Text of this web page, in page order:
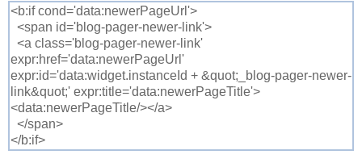
<b:if cond='data:newerPageUrl'>
<span id='blog-pager-newer-link'>
<a class='blog-pager-newer-link'
expr:href='data:newerPageUrl'
expr:id='data:widget.instanceId + &quot;_blog-pager-newer-
link&quot;' expr:title='data:newerPageTitle'>
<data:newerPageTitle/></a>
</span>
</b:if>